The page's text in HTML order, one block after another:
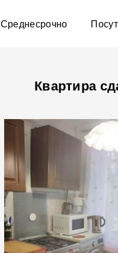
Среднесрочно
Квартира